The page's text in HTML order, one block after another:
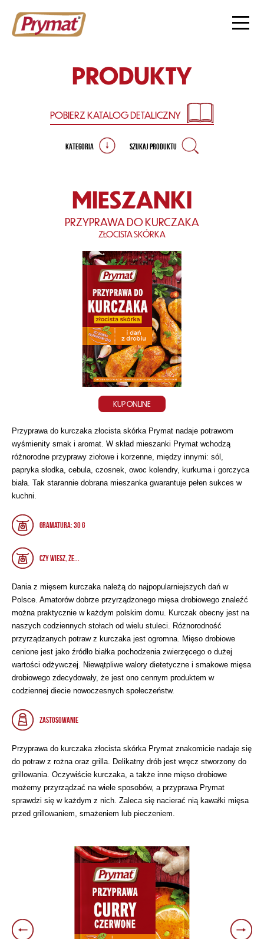
PRODUKTY
POBIERZ KATALOGDETALICZNY
KATEGORIA SZUKAJ PRODUKTU
MIESZANKI
PRZYPRAWA DO KURCZAKA
ZŁOCISTA SKÓRKA
KUP ONLINE
Przyprawa do kurczaka złocista skórka Prymat nadaje potrawom
wyśmienity smak i aromat. W skład mieszanki Prymat wchodzą
różnorodne przyprawy ziołowe i korzenne, między innymi: sól,
papryka słodka, cebula, czosnek, owoc kolendry, kurkuma i gorczyca
biała. Tak starannie dobrana mieszanka gwarantuje pełen sukces w
kuchni.
Gramatura: 30 g
CZY WIESZ, ŻE...
Dania z mięsem kurczaka należą do najpopularniejszych dań w
Polsce. Amatorów dobrze przyrządzonego mięsa drobiowego znaleźć
można praktycznie w każdym polskim domu. Kurczak obecny jest na
naszych codziennych stołach od wielu stuleci. Różnorodność
przyrządzanych potraw z kurczaka jest ogromna. Mięso drobiowe
cenione jest jako źródło białka pochodzenia zwierzęcego o dużej
wartości odżywczej. Niewątpliwe walory dietetyczne i smakowe mięsa
drobiowego zdecydowały, że jest ono cennym produktem w
codziennej diecie nowoczesnych społeczeństw.
ZASTOSOWANIE
Przyprawa do kurczaka złocista skórka Prymat znakomicie nadaje się
do potraw z rożna oraz grilla. Delikatny drób jest wręcz stworzony do
grillowania. Oczywiście kurczaka, a także inne mięso drobiowe
możemy przyrządzać na wiele sposobów, a przyprawa Prymat
sprawdzi się w każdym z nich. Zaleca się nacierać nią kawałki mięsa
przed grillowaniem, smażeniem lub pieczeniem.